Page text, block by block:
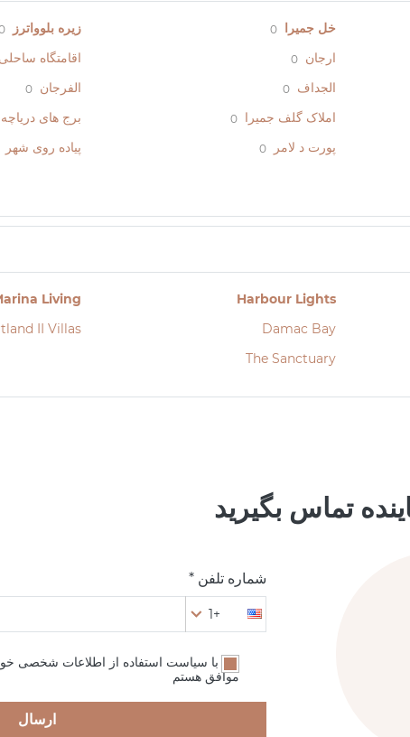
خل جمیرا 0 زیره بلوواترز
ارجان 0 اقامتگاه
الجداف 0 الفرجان 0
املاک گلف جمیرا 0 برج های
پورت د لامر 0 پیاده روی شهر
Harbour Lights
Living
Damac Bay
II Villas
The Sanctuary
تماس بگیرید
شماره تلفن *
+1
من با سیاست استفاده از اطلاعات شخصی
موافق هستم
ارسال